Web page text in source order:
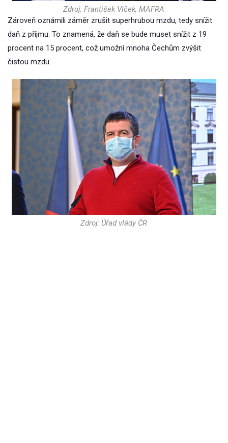
Zdroj: František Vlček, MAFRA
Zároveň oznámili záměr zrušit superhrubou mzdu, tedy snížit
daň z příjmu. To znamená, že daň se bude muset snížit z 19
procent na 15 procent, což umožní mnoha Čechům zvýšit
čistou mzdu.
Zdroj: Úřad vlády ČR